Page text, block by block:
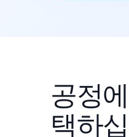
공정
택하